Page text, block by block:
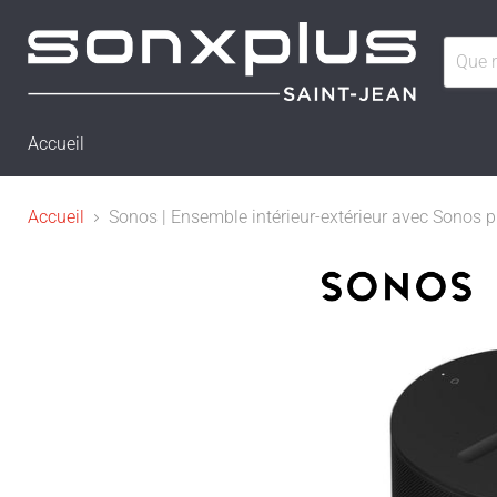
Accueil
Accueil Sonos | Ensemble intérieur-extérieur avec Sonos